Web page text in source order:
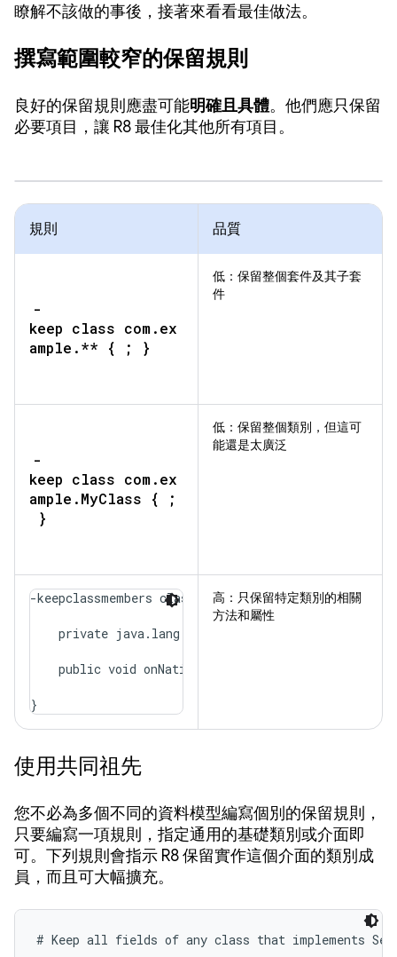
瞭解不該做的事後，接著來看看最佳做法。
撰寫範圍較窄的保留規則
良好的保留規則應盡可能明確且具體。他們應只保留
必要項目，讓 R8 最佳化其他所有項目。
規則 品質
-
keep class com.ex
ample.** { ; }
低： 保留整個套件及其子套
件
-
keep class com.ex
ample.MyClass { ;
}
低： 保留整個類別，但這可
能還是太廣泛
-keepclassmembers class com.example.MyClass {
    private java.lang.String secretMessage;
    public void onNativeEvent(java.lang.String);
}
高： 只保留特定類別的相關
方法和屬性
使用共同祖先
您不必為多個不同的資料模型編寫個別的保留規則，
只要編寫一項規則，指定通用的基礎類別或介面即
可。下列規則會指示 R8 保留實作這個介面的類別成
員，而且可大幅擴充。
# Keep all fields of any class that implements